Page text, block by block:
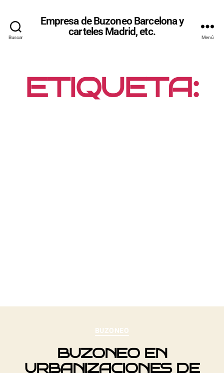
Buscar
Empresa de Buzoneo Barcelona y
carteles Madrid, etc.
Menú
ETIQUETA:
BUZONEO
BUZONEO EN
URBANIZACIONES DE